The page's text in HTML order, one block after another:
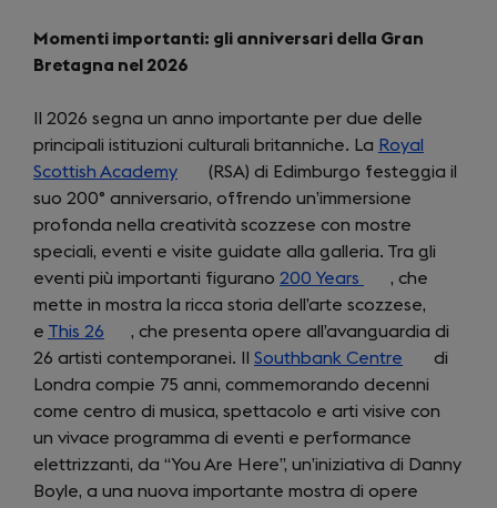
Momenti importanti: gli anniversari della Gran
Bretagna nel 2026
Il 2026 segna un anno importante per due delle
principali istituzioni culturali britanniche. La Royal
Scottish Academy (opens
in
a
new
tab)
(RSA) di Edimburgo festeggia il
suo 200° anniversario, offrendo un’immersione
profonda nella creatività scozzese con mostre
speciali, eventi e visite guidate alla galleria. Tra gli
eventi più importanti figurano 200 Years
(opens
in
a
new
tab)
, che
mette in mostra la ricca storia dell’arte scozzese,
e This 26 (opens
in
a
new
tab)
, che presenta opere all’avanguardia di
26 artisti contemporanei. Il Southbank Centre (opens
in
a
new
tab)
di
Londra compie 75 anni, commemorando decenni
come centro di musica, spettacolo e arti visive con
un vivace programma di eventi e performance
elettrizzanti, da “You Are Here”, un’iniziativa di Danny
Boyle, a una nuova importante mostra di opere